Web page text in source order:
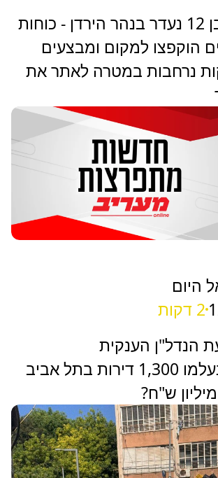
ילד בן 12 נעדר בנהר הירדן - כוחות
הוקפצו למקום ומבצעים
נרחבות במטרה לאתר את
היום
2 דקות
הנדל"ן הענקית
לאן נעלמו 1,300 דירות בתל אביב